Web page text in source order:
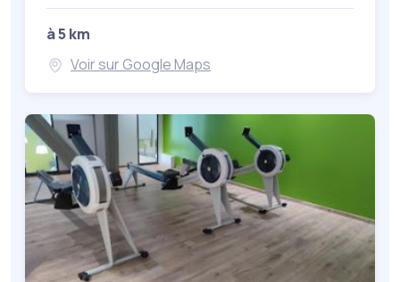
à 5 km
Voir sur Google Maps